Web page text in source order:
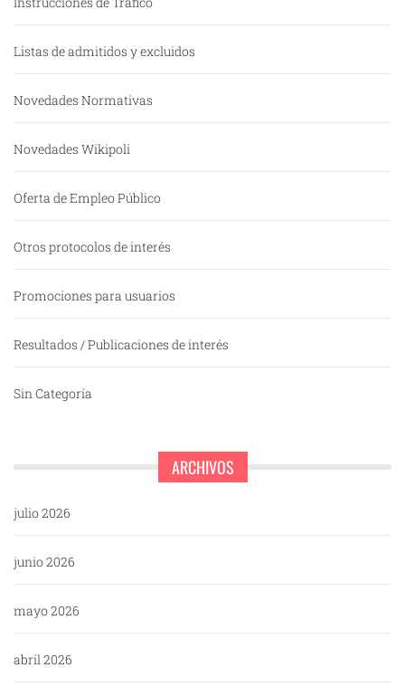
Listas de admitidos y excluidos
Novedades Normativas
Novedades Wikipoli
Oferta de Empleo Público
Otros protocolos de interés
Promociones para usuarios
Resultados / Publicaciones de interés
Sin Categoría
ARCHIVOS
julio 2026
junio 2026
mayo 2026
abril 2026